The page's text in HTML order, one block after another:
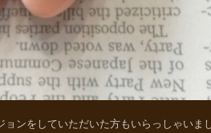
ンをしていただいた方もいらっしゃいま